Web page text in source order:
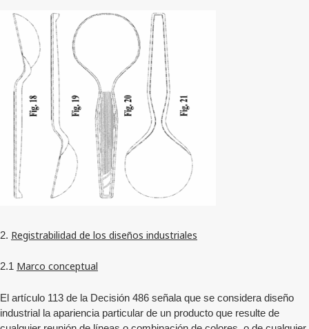
2. Registrabilidad de los diseños industriales
2.1 Marco conceptual
El artículo 113 de la Decisión 486 señala que se considera diseño
industrial la apariencia particular de un producto que resulte de